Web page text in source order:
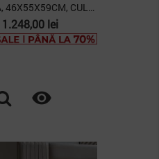
NOPTIERA ESTONYA, 46X55X59CM, CULOARE ALBASTRU...
Pret
1.248,00 lei
